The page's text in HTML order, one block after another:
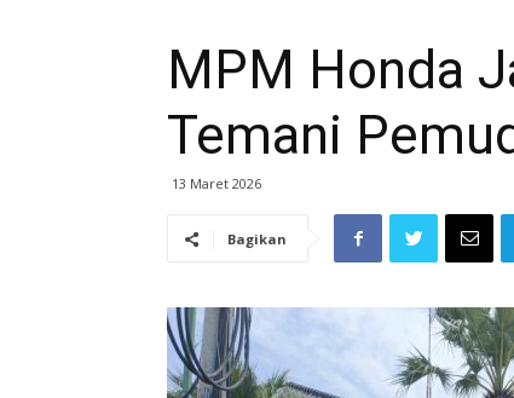
MPM Honda
Temani
13 Maret 2026
Bagikan